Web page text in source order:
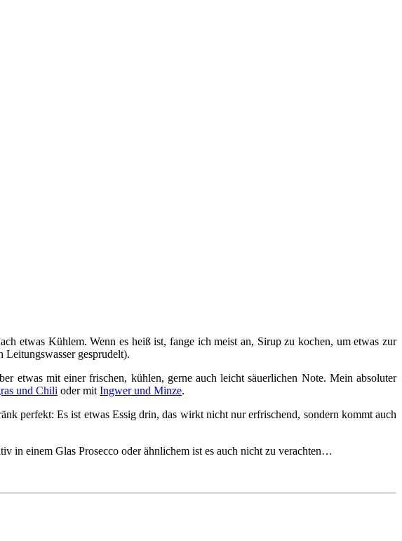
etwas Kühlem. Wenn es heiß ist, fange ich meist an, Sirup zu kochen, um etwas zur
gesprudelt).
etwas mit einer frischen, kühlen, gerne auch leicht säuerlichen Note. Mein absoluter
und Chili oder mit Ingwer und Minze.
perfekt: Es ist etwas Essig drin, das wirkt nicht nur erfrischend, sondern kommt auch
in einem Glas Prosecco oder ähnlichem ist es auch nicht zu verachten…